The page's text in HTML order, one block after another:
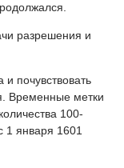
разрешения и
и почувствовать
Временные метки
100-
1 января 1601